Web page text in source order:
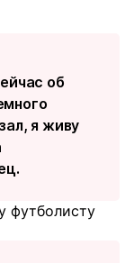
об
я живу
футболисту